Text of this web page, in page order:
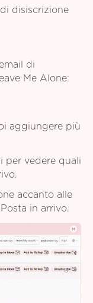
disiscrizione
di
Me Alone:
aggiungere più
per vedere quali
accanto alle
in arrivo.